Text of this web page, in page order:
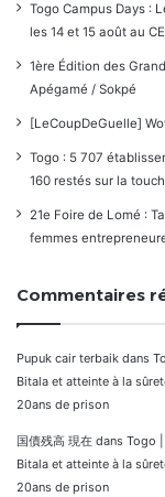
Togo Campus Days :
les 14 et 15 août au
1ère Édition des
Apégamé / Sokpé
[LeCoupDeGuelle]
Togo : 5 707
160 restés sur la
21e Foire de Lomé :
femmes
Commentaires
Pupuk cair terbaik dans
Bitala et atteinte à la
20ans de prison
国債残高 現在 dans Togo
Bitala et atteinte à la
20ans de prison